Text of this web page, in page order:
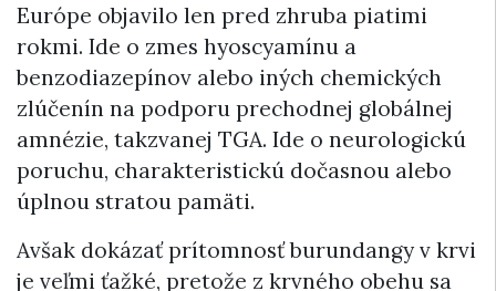
Európe objavilo len pred zhruba piatimi
rokmi. Ide o zmes hyoscyamínu a
benzodiazepínov alebo iných chemických
zlúčenín na podporu prechodnej globálnej
amnézie, takzvanej TGA. Ide o neurologickú
poruchu, charakteristickú dočasnou alebo
úplnou stratou pamäti.
Avšak dokázať prítomnosť burundangy v krvi
je veľmi ťažké, pretože z krvného obehu sa